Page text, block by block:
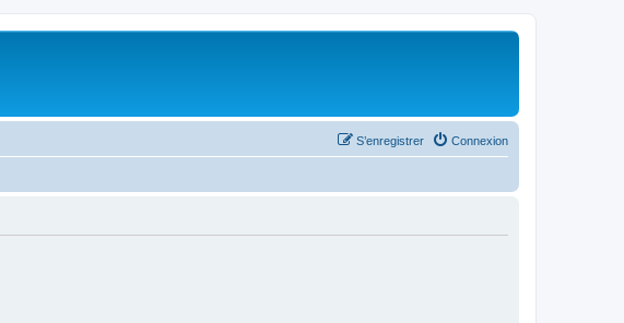
Connexion
S’enregistrer